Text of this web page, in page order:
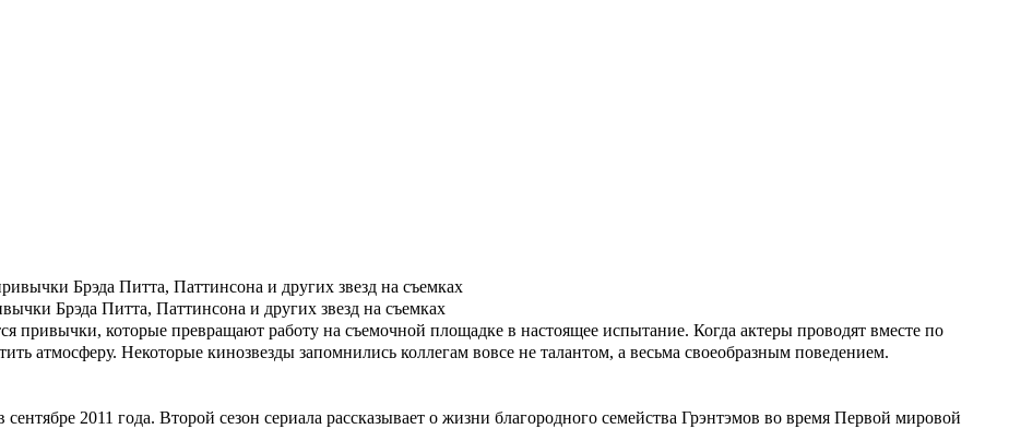
Брэда Питта, Паттинсона и других звезд на съемках
привычки, которые превращают работу на съемочной площадке в настоящее испытание. Когда актеры проводят вместе по
атмосферу. Некоторые кинозвезды запомнились коллегам вовсе не талантом, а весьма своеобразным поведением.
2011 года. Второй сезон сериала рассказывает о жизни благородного семейства Грэнтэмов во время Первой мировой